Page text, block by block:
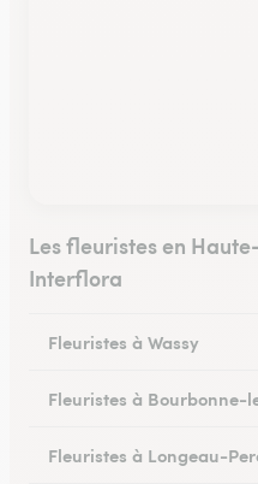
Les fleuristes en
Interflora
Fleuristes à Wassy
Fleuristes à Bourbonne-
Fleuristes à Longeau-